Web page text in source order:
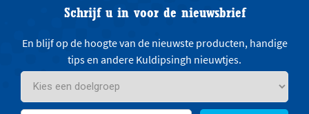
Schrijf u in voor de nieuwsbrief
En blijf op de hoogte van de nieuwste producten, handige
tips en andere Kuldipsingh nieuwtjes.